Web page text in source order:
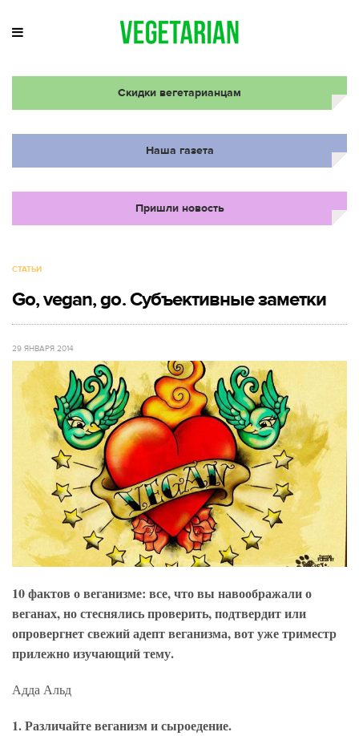
Скидки вегетарианцам
Наша газета
Пришли новость
СТАТЬИ
Go, vegan, go. Субъективные заметки
29 ЯНВАРЯ 2014
10 фактов о веганизме: все, что вы навоображали о
веганах, но стеснялись проверить, подтвердит или
опровергнет свежий адепт веганизма, вот уже триместр
прилежно изучающий тему.
Адда Альд
1. Различайте веганизм и сыроедение.